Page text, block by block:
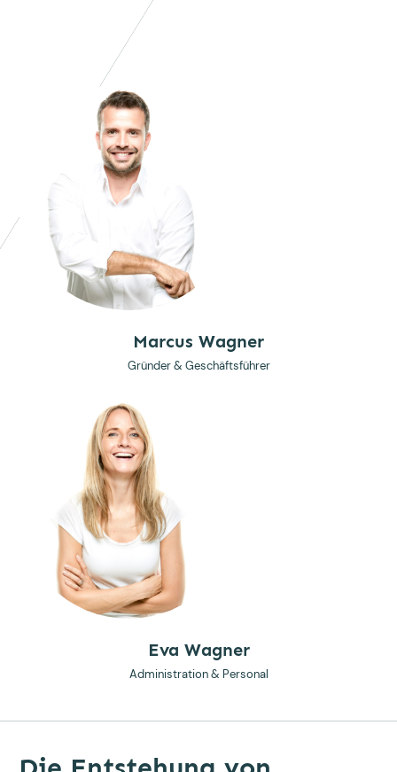
Marcus Wagner
Gründer & Geschäftsführer
Eva Wagner
Administration & Personal